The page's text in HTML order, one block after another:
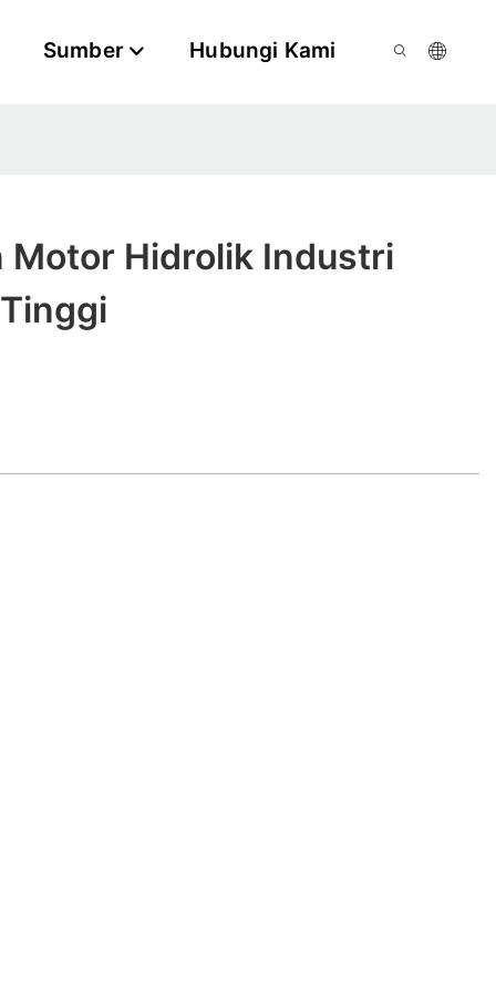
Sumber Hubungi Kami
Motor Hidrolik Industri